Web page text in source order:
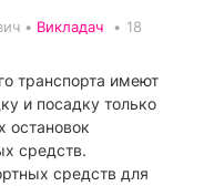
• Викладач • 18
транспорта имеют
и посадку только
остановок
средств.
средств для